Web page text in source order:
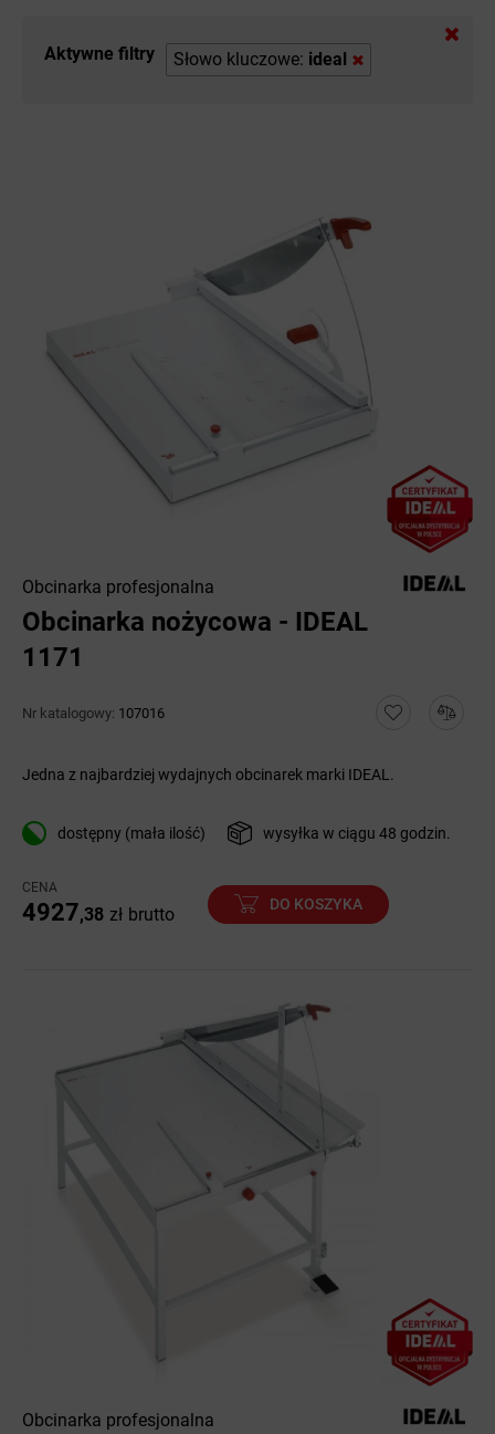
Aktywne filtry Słowo kluczowe: ideal
Obcinarka profesjonalna
Obcinarka nożycowa - IDEAL
1171
Nr katalogowy: 107016
Jedna z najbardziej wydajnych obcinarek marki IDEAL.
dostępny (mała ilość) wysyłka w ciągu 48 godzin.
CENA
4927,38 zł brutto
DO KOSZYKA
Obcinarka profesjonalna